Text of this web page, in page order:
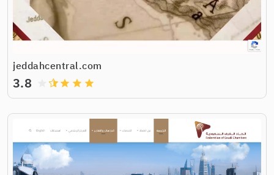
jeddahcentral.com
grade
grade
grade
3.8